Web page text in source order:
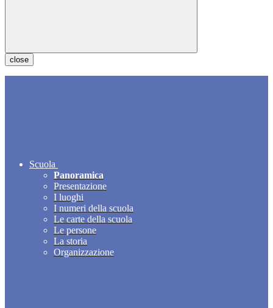
close
Scuola
Panoramica
Presentazione
I luoghi
I numeri della scuola
Le carte della scuola
Le persone
La storia
Organizzazione